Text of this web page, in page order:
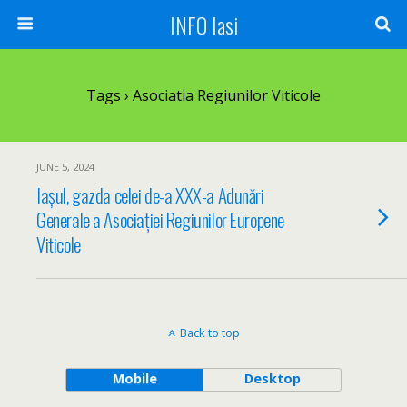
INFO Iasi
Tags › Asociatia Regiunilor Viticole
JUNE 5, 2024
Iașul, gazda celei de-a XXX-a Adunări
Generale a Asociației Regiunilor Europene
Viticole
Back to top
Mobile Desktop